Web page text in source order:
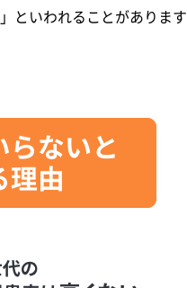
といわれることがありま